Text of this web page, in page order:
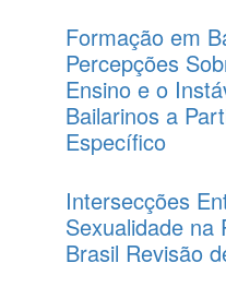
Formação em
Percepções
Ensino e o
Bailarinos a
Específico
Intersecções
Sexualidade na
Brasil Revisão